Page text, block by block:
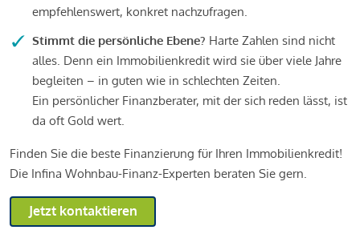
empfehlenswert, konkret nachzufragen.
Stimmt die persönliche Ebene? Harte Zahlen sind nicht
alles. Denn ein Immobilienkredit wird sie über viele Jahre
begleiten – in guten wie in schlechten Zeiten.
Ein persönlicher Finanzberater, mit der sich reden lässt, ist
da oft Gold wert.
Finden Sie die beste Finanzierung für Ihren Immobilienkredit!
Die Infina Wohnbau-Finanz-Experten beraten Sie gern.
Jetzt kontaktieren